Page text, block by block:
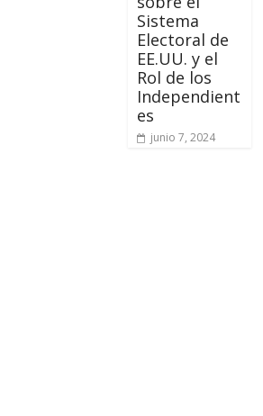
Sistema
Electoral de
EE.UU. y el
Rol de los
Independient
es
junio 7, 2024